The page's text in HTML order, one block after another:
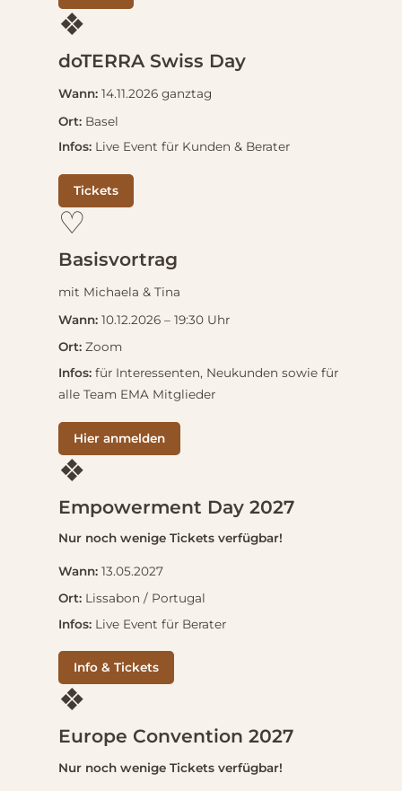
❖
doTERRA Swiss Day
Wann:14.11.2026 ganztag
Ort:Basel
Infos:Live Event für Kunden & Berater
Tickets
♡
Basisvortrag
mit Michaela & Tina
Wann:10.12.2026 – 19:30 Uhr
Ort:Zoom
Infos:für Interessenten, Neukunden sowie für
alle Team EMA Mitglieder
Hier anmelden
❖
Empowerment Day 2027
Nur noch wenige Tickets verfügbar!
Wann:13.05.2027
Ort:Lissabon / Portugal
Infos:Live Event für Berater
Info & Tickets
❖
Europe Convention 2027
Nur noch wenige Tickets verfügbar!